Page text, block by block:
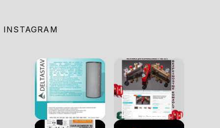
INSTAGRAM